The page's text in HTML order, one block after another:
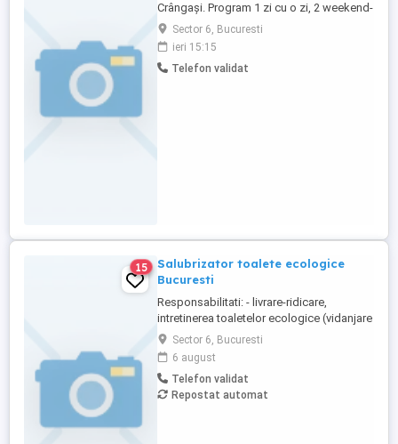
Crângași. Program 1 zi cu o zi, 2 weekend-
uri pe luna. Alte detalii si fisa postului se
vor discuta la interviu.
Sector 6, Bucuresti
ieri 15:15
Telefon validat
15
Salubrizator toalete ecologice
Bucuresti
Responsabilitati: - livrare-ridicare,
intretinerea toaletelor ecologice (vidanjare
,spalare interior-exterior, completare
consumabile) cu autovidanje de 3.5T,
echipaj format din sofer si salubrizator
Oferta: - contract de munca pe durata
nedeterminata - 2850 lei salariu net - 800
Sector 6, Bucuresti
6 august
Telefon validat
Repostat automat